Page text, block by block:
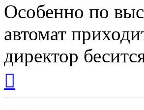
Особенно по
автомат
директор
началу